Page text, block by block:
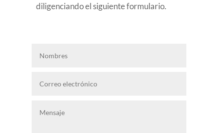
diligenciando el siguiente formulario.